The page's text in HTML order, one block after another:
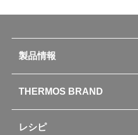
製品情報
水筒
お弁当
キッチン用品
THERMOS BRAND
レシピ